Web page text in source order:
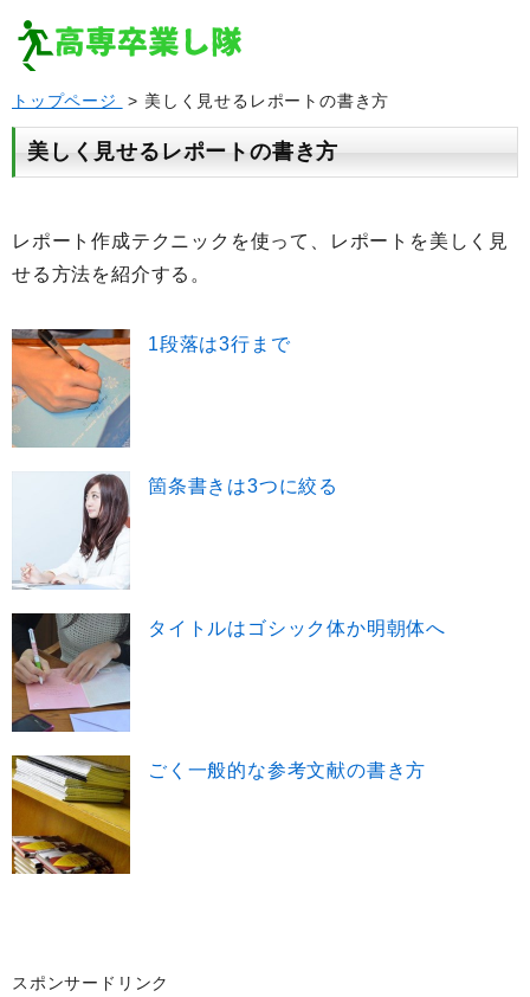
トップページ > 美しく見せるレポートの書き方
美しく見せるレポートの書き方
レポート作成テクニックを使って、レポートを美しく見
せる方法を紹介する。
1段落は3行まで
箇条書きは3つに絞る
タイトルはゴシック体か明朝体へ
ごく一般的な参考文献の書き方
スポンサードリンク